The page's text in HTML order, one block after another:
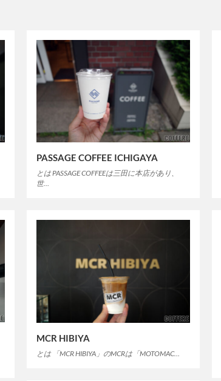
PASSAGE COFFEE ICHIGAYA
とは PASSAGE COFFEEは三田に本店があり、
世…
MCR HIBIYA
とは 「MCR HIBIYA」のMCRは「MOTOMAC…